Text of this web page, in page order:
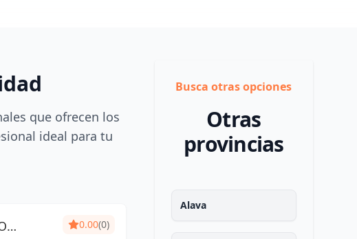
que ofrecen los
ideal para tu
0.00(0)
Busca otras opciones
Otras
provincias
Alava